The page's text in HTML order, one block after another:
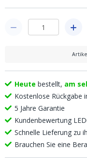
Heute bestellt, am
Kostenlose Rückgabe
5 Jahre Garantie
Kundenbewertung
Schnelle Lieferung zu
Brauchen Sie eine